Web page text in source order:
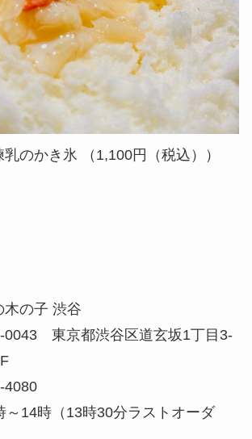
のかき氷 （1,100円（税込））
木の子 渋谷
0043 東京都渋谷区道玄坂1丁目3-
4080
～14時（13時30分ラストオーダ